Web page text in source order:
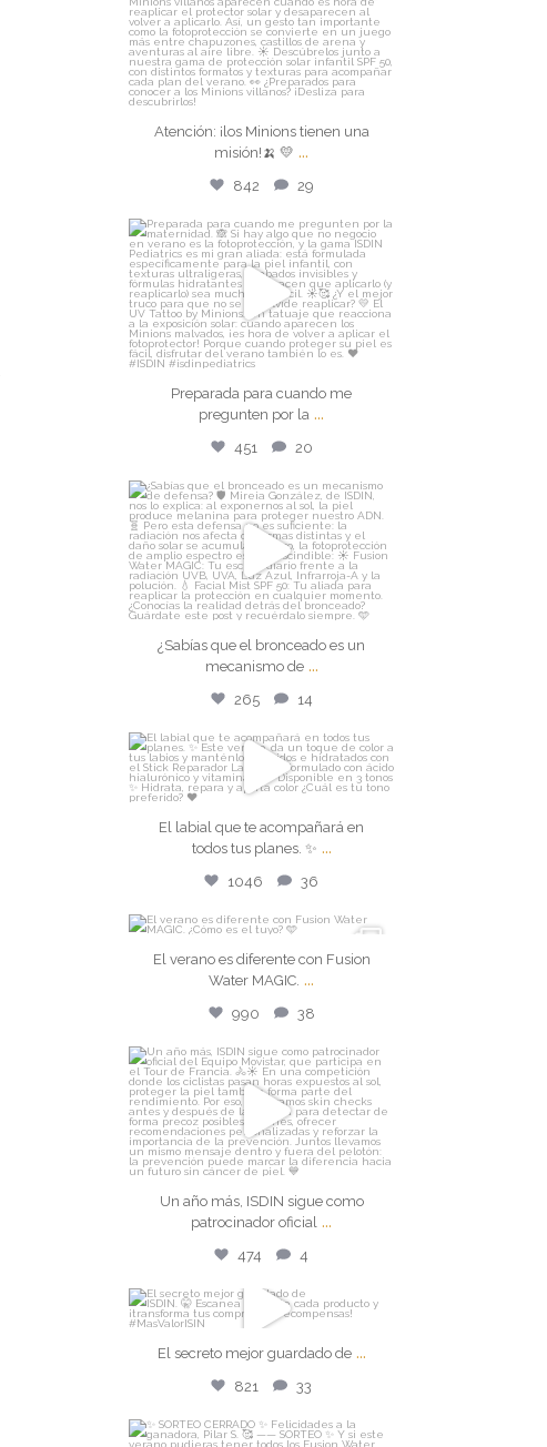
Atención: ¡los Minions tienen una
misión!🍌 💛...
Ago 3
842 29
Atención: ¡los Minions tienen una
misión!🍌 💛 ...
842 29
isdin
Preparada para cuando me
pregunten por la...
Jul 30
451 20
Preparada para cuando me
pregunten por la ...
451 20
isdin
¿Sabías que el bronceado es un
mecanismo de...
Jul 29
265 14
¿Sabías que el bronceado es un
mecanismo de ...
265 14
isdin
El labial que te acompañará en
todos tus planes. ✨...
Jul 28
El labial que te acompañará en
todos tus planes. ✨ ...
1046 36
isdin
El verano es diferente con
Fusion Water MAGIC.
Jul 27
990 38
El verano es diferente con Fusion
Water MAGIC. ...
990 38
isdin
Un año más, ISDIN sigue como
patrocinador oficial...
Jul 24
474 4
Un año más, ISDIN sigue como
patrocinador oficial ...
474 4
isdin
El secreto mejor guardado de
821 33
El secreto mejor guardado de ...
821 33
isdin